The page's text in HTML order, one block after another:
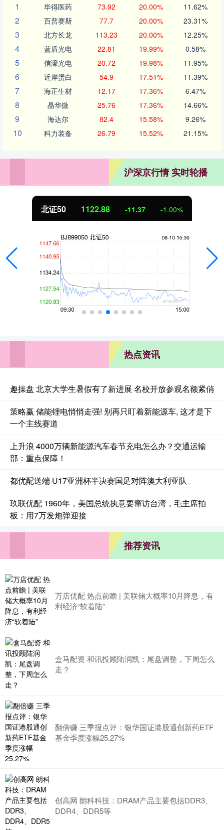
1
毕得医药 73.92 20.00% 11.62%
2 百普赛斯 77.7 20.00% 23.31%
3 北方长龙 113.23 20.00% 12.25%
4 蓝盾光电 22.81 19.99% 0.58%
5 信濠光电 20.72 19.98% 11.95%
6 近岸蛋白 54.9 17.51% 11.39%
7 海正生材 12.17 17.36% 6.47%
8 晶华微 25.76 17.36% 14.66%
9 海达尔 82.4 15.58% 9.26%
10 科力装备 26.79 15.52% 21.15%
沪深京行情 实时轮播
北证50 1122.88 -11.37 -1.00%
热点资讯
趣操盘 北京大学生暑假有了新进展 名校开放参观名额紧俏
策略赢 储能锂电悄悄走强! 别再只盯着新能源车, 这才是下
一个主线赛道
上升浪 4000万辆新能源汽车春节充电怎么办？交通运输
部：重点保障！
都优配送端 U17亚洲杯半决赛国足对阵澳大利亚队
玖联优配 1960年，美国总统执意要窜访台湾，毛主席拍
板：用7万发炮弹迎接
推荐资讯
万店优配 热点前瞻 | 美联储大概率10月降息，有
利经济“软着陆”
盒马配资 和讯投顾陆润凯：尾盘调整，下周怎么
走？
翻倍赚 三季报点评：银华国证港股通创新药ETF
基金季度涨幅25.27%
创高网 朗科科技：DRAM产品主要包括DDR3、
DDR4、DDR5等